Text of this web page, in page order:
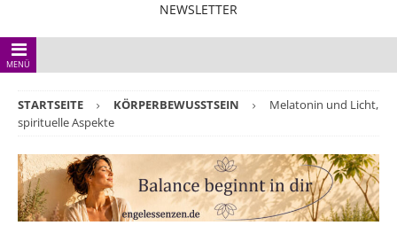
NEWSLETTER
MENÜ
STARTSEITE KÖRPERBEWUSSTSEIN
Melatonin und Licht,
spirituelle Aspekte